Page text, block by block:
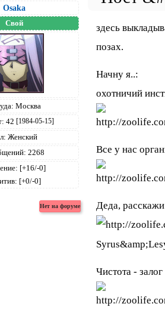
Osaka
Свой
Москва
42 [1984-05-15]
Женский
2268
[+16/-0]
[+0/-0]
здесь
позах.
Начну я..:
охотничий
Все у нас
Деда,
Чистота -